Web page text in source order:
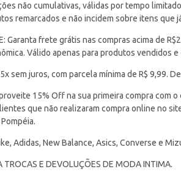
não cumulativas, válidas por tempo
remarcados e não incidem sobre itens
Garanta frete grátis nas compras acima de
Válido apenas para produtos vendidos
sem juros, com parcela mínima de R$ 9,99.
15% Off na sua primeira compra com
que não realizaram compra online no
Adidas, New Balance, Asics, Converse e
TROCAS E DEVOLUÇÕES DE MODA INTIMA.